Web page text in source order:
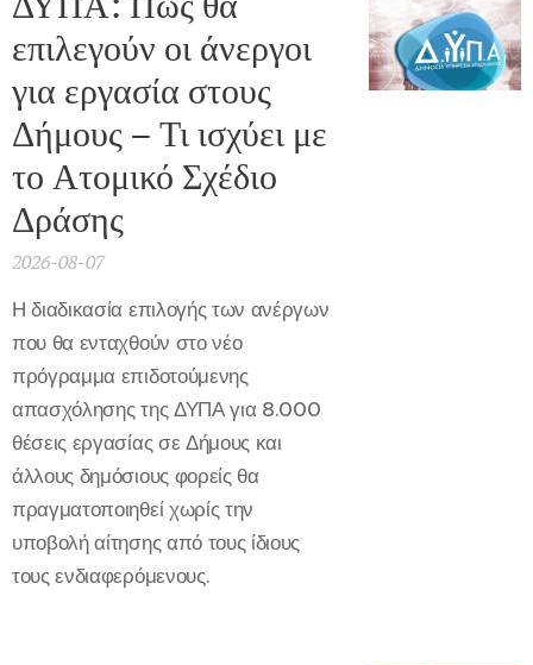
επιλεγούν οι άνεργοι
για εργασία στους
Δήμους – Τι ισχύει με
το Ατομικό Σχέδιο
Δράσης
2026-08-07
Η διαδικασία επιλογής των ανέργων
που θα ενταχθούν στο νέο
πρόγραμμα επιδοτούμενης
απασχόλησης της ΔΥΠΑ για 8.000
θέσεις εργασίας σε Δήμους και
άλλους δημόσιους φορείς θα
πραγματοποιηθεί χωρίς την
υποβολή αίτησης από τους ίδιους
τους ενδιαφερόμενους.